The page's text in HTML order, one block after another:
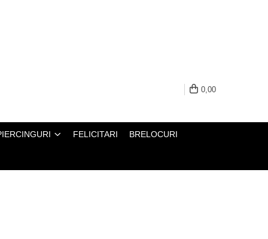
0,00
FELICITARI BRELOCURI